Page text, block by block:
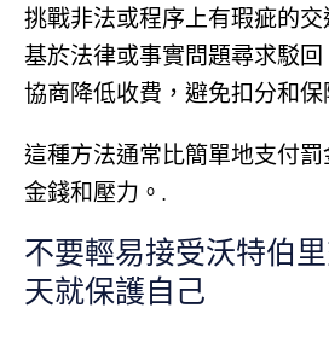
挑戰非法或程序上有瑕疵的
基於法律或事實問題尋求駁回
協商降低收費，避免扣分和
這種方法通常比簡單地支付
金錢和壓力。.
不要輕易接受沃特伯
天就保護自己